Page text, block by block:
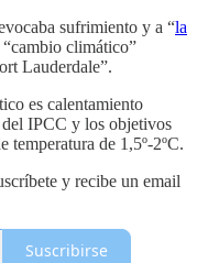
sufrimiento y a “la
climático”
Lauderdale”.
es calentamiento
del IPCC y los objetivos
temperatura de 1,5º-2ºC.
y recibe un email
Suscribirse